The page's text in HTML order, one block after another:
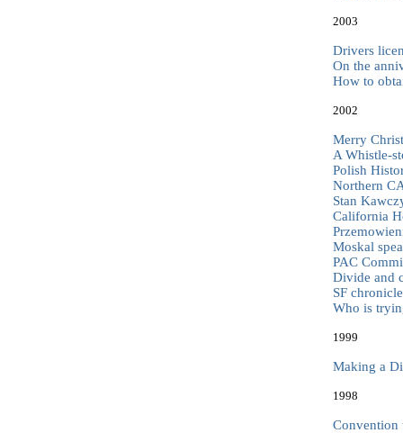
2003
Drivers
On the
How to
2002
Merry
A Whistle-
Polish
Northern
Stan
California
Moskal
PAC
Divide and
SF
Who is
1999
Making a
1998
Convention